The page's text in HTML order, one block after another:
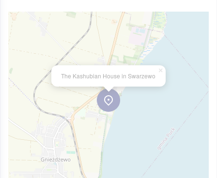
The Kashubian House in Swarzewo
×